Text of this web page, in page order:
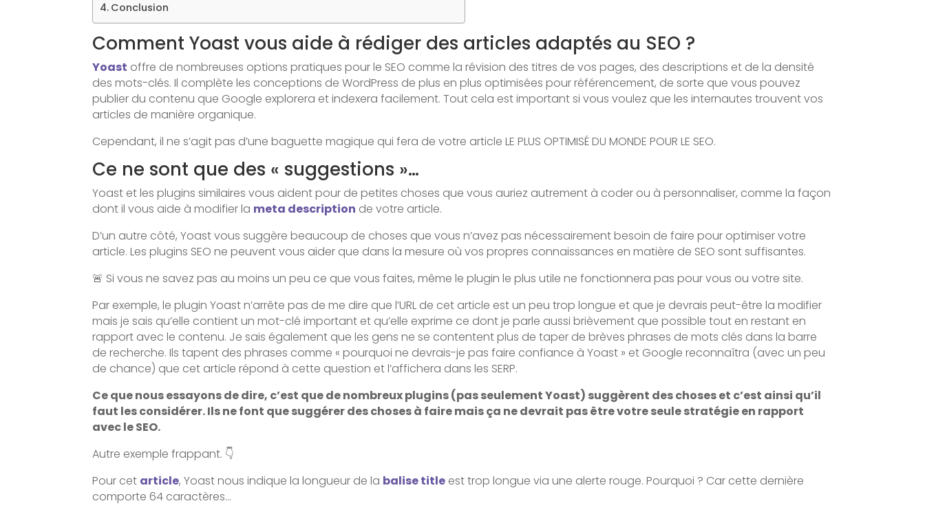
Conclusion
Comment Yoast vous aide à rédiger des articles adaptés au SEO ?
Yoast offre de nombreuses options pratiques pour le SEO comme la révision des titres de vos pages, des descriptions et de la densité
des mots-clés. Il complète les conceptions de WordPress de plus en plus optimisées pour référencement, de sorte que vous pouvez
publier du contenu que Google explorera et indexera facilement. Tout cela est important si vous voulez que les internautes trouvent vos
articles de manière organique.
Cependant, il ne s’agit pas d’une baguette magique qui fera de votre article LE PLUS OPTIMISÉ DU MONDE POUR LE SEO.
Ce ne sont que des « suggestions »…
Yoast et les plugins similaires vous aident pour de petites choses que vous auriez autrement à coder ou à personnaliser, comme la façon
dont il vous aide à modifier la meta description de votre article.
D’un autre côté, Yoast vous suggère beaucoup de choses que vous n’avez pas nécessairement besoin de faire pour optimiser votre
article. Les plugins SEO ne peuvent vous aider que dans la mesure où vos propres connaissances en matière de SEO sont suffisantes.
🚨 Si vous ne savez pas au moins un peu ce que vous faites, même le plugin le plus utile ne fonctionnera pas pour vous ou votre site.
Par exemple, le plugin Yoast n’arrête pas de me dire que l’URL de cet article est un peu trop longue et que je devrais peut-être la modifier
mais je sais qu’elle contient un mot-clé important et qu’elle exprime ce dont je parle aussi brièvement que possible tout en restant en
rapport avec le contenu. Je sais également que les gens ne se contentent plus de taper de brèves phrases de mots clés dans la barre
de recherche. Ils tapent des phrases comme « pourquoi ne devrais-je pas faire confiance à Yoast » et Google reconnaîtra (avec un peu
de chance) que cet article répond à cette question et l’affichera dans les SERP.
Ce que nous essayons de dire, c’est que de nombreux plugins (pas seulement Yoast) suggèrent des choses et c’est ainsi qu’il
faut les considérer. Ils ne font que suggérer des choses à faire mais ça ne devrait pas être votre seule stratégie en rapport
avec le SEO.
Autre exemple frappant. 👇
Pour cet article, Yoast nous indique la longueur de la balise title est trop longue via une alerte rouge. Pourquoi ? Car cette dernière
comporte 64 caractères…